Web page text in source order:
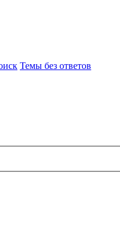
Темы без ответов